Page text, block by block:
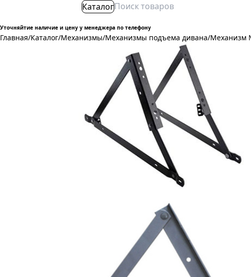
Каталог
Уточняйтие наличие и цену у менеджера по телефону
Главная/Каталог/Механизмы/Механизмы подъема дивана/Механизм